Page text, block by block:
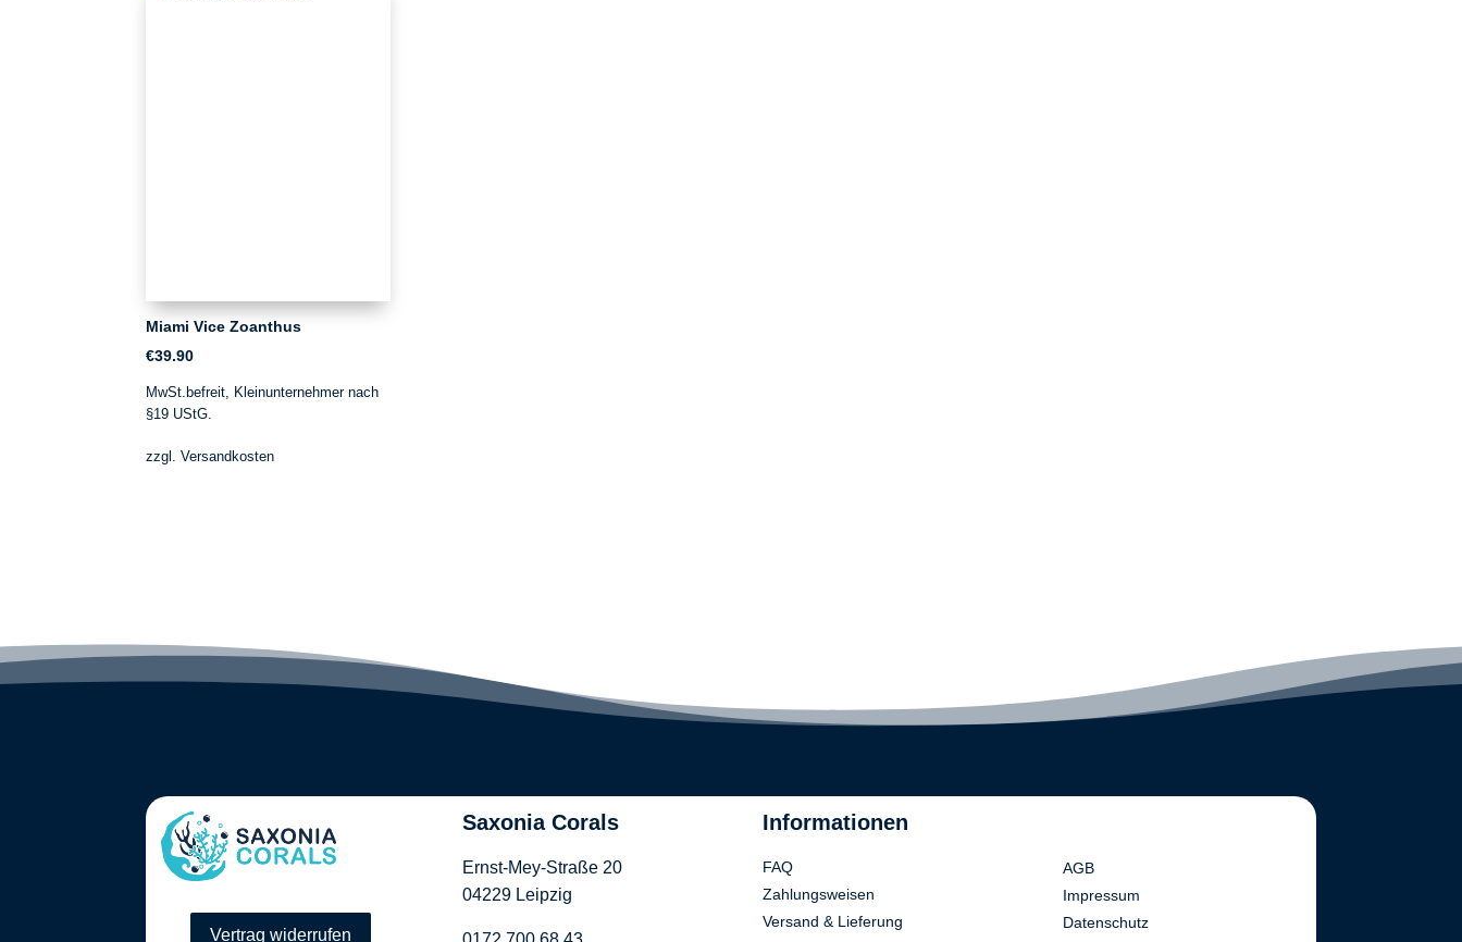
Miami Vice Zoanthus
€39.90
MwSt.befreit, Kleinunternehmer nach
§19 UStG.
zzgl.Versandkosten
Vertrag widerrufen
Saxonia Corals
Ernst-Mey-Straße 20
04229 Leipzig
Informationen
FAQ
Zahlungsweisen
Versand & Lieferung
AGB
Impressum
Datenschutz